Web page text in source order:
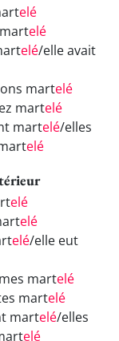
elé
elé
elé/elle avait
martelé
martelé
martelé/elles
elé
elé
elé
elé/elle eut
martelé
martelé
martelé/elles
elé